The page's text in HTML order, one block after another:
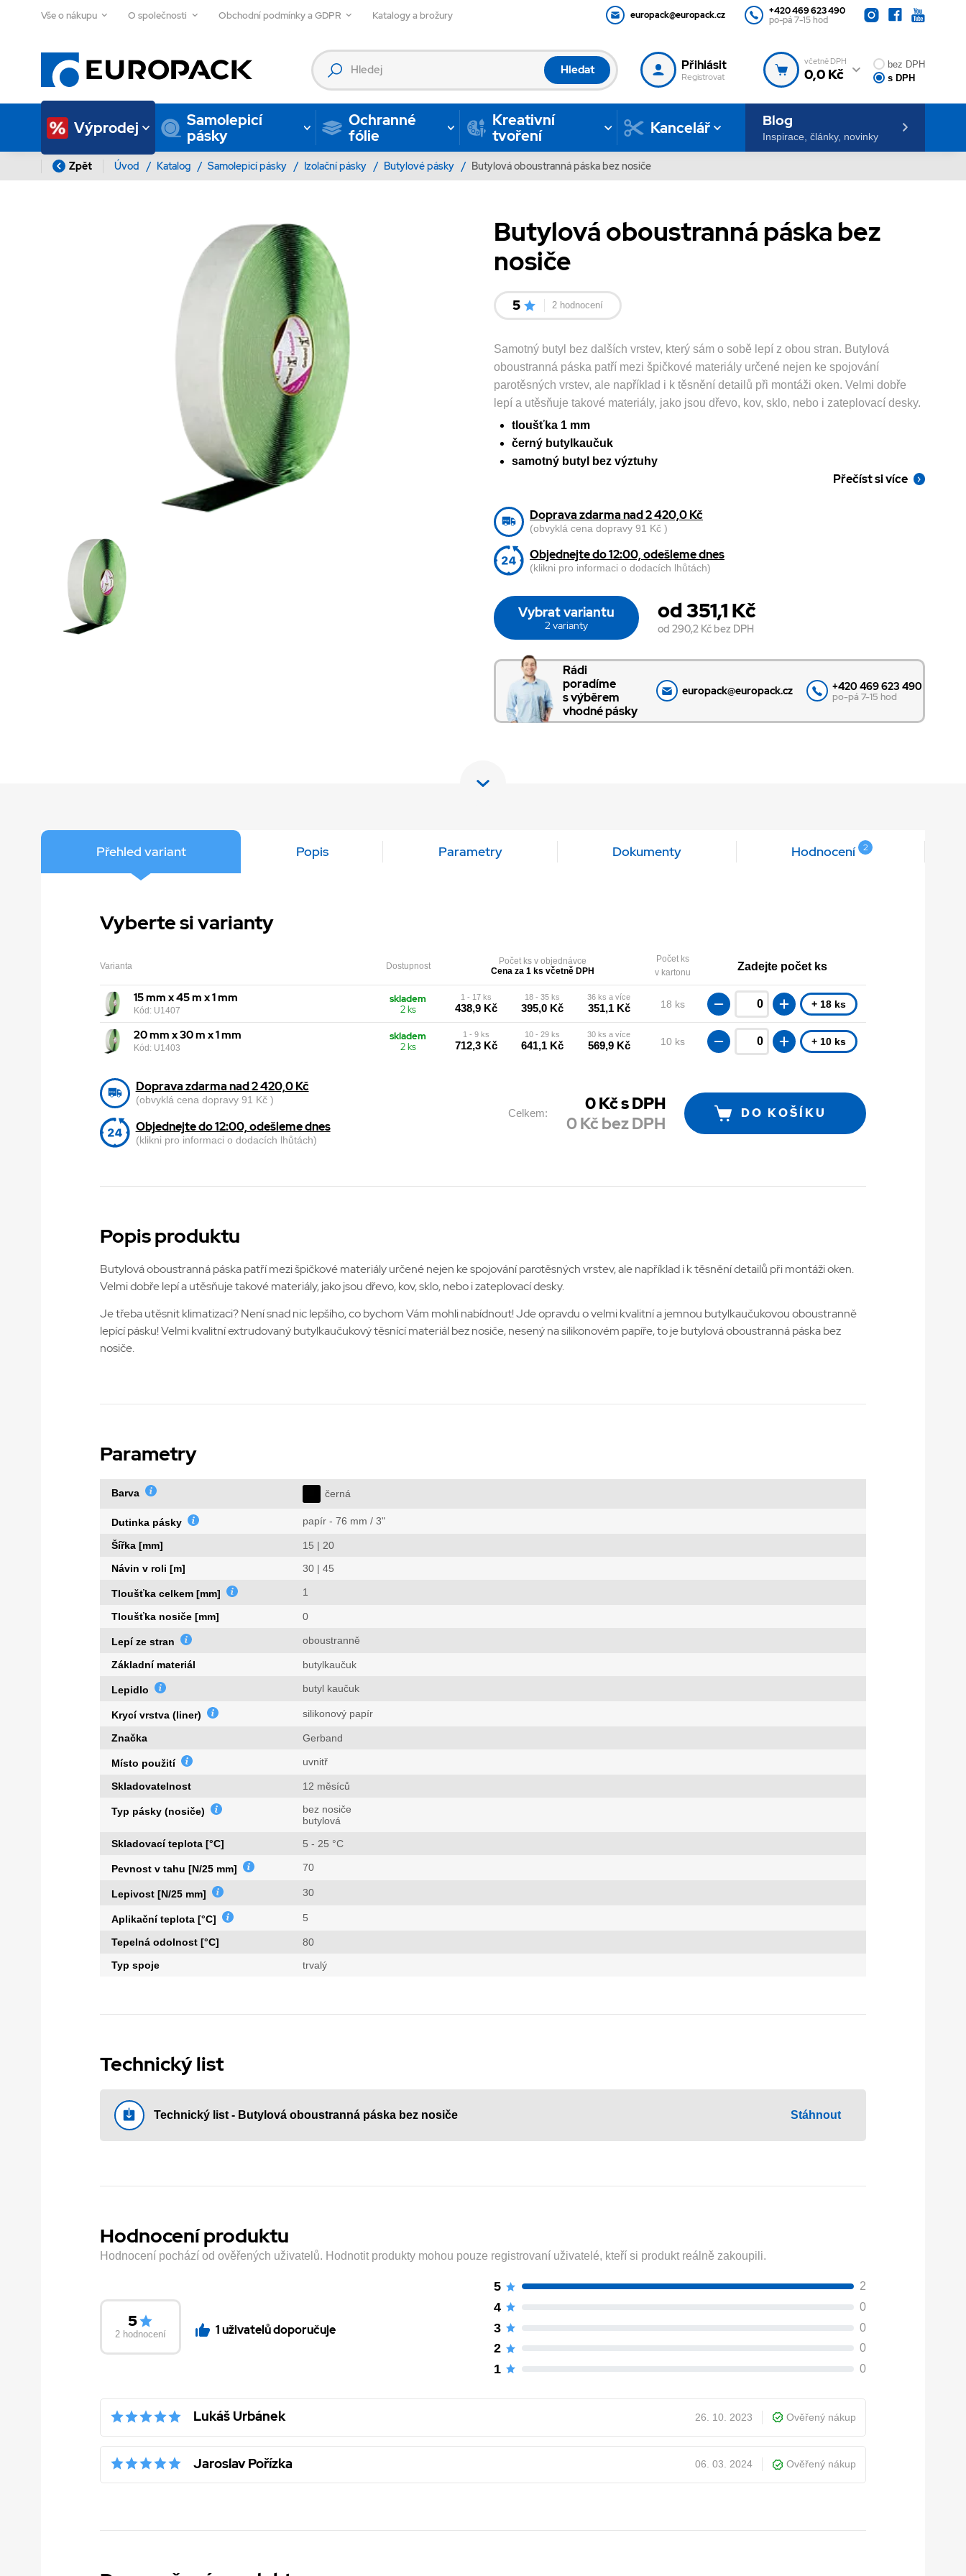
Vše o nákupu O společnosti Obchodní podmínky a GDPR Katalogy a brožury europack@europack.cz
+420 469 623 490
po-pá 7-15 hod
Hledat Přihlásit
Registrovat
včetně DPH
0,0 Kč
bez DPH
s DPH
Výprodej
Samolepicí
pásky
Ochranné
fólie
Kreativní
tvoření
Kancelář Blog
Inspirace, články, novinky
Zpět Úvod / Katalog / Samolepicí pásky / Izolační pásky / Butylové pásky / Butylová oboustranná páska bez nosiče
Butylová oboustranná páska bez
nosiče
5 2 hodnocení
Samotný butyl bez dalších vrstev, který sám o sobě lepí z obou stran. Butylová
oboustranná páska patří mezi špičkové materiály určené nejen ke spojování
parotěsných vrstev, ale například i k těsnění detailů při montáži oken. Velmi dobře
lepí a utěsňuje takové materiály, jako jsou dřevo, kov, sklo, nebo i zateplovací desky.
tloušťka 1 mm
černý butylkaučuk
samotný butyl bez výztuhy
Přečíst si více
Doprava zdarma nad 2 420,0 Kč
(obvyklá cena dopravy 91 Kč )
Objednejte do 12:00, odešleme dnes
(klikni pro informaci o dodacích lhůtách)
Vybrat variantu
2 varianty
od 351,1 Kč
od 290,2 Kč bez DPH
Rádi
poradíme
s výběrem
vhodné pásky
europack@europack.cz +420 469 623 490
po-pá 7-15 hod
Přehled variant Popis Parametry Dokumenty Hodnocení 2
Vyberte si varianty
Varianta Dostupnost
Počet ks v objednávce
Cena za 1 ks včetně DPH
Počet ks
v kartonu
Zadejte počet ks
15 mm x 45 m x 1 mm
Kód: U1407
skladem
2 ks
1 - 17 ks
438,9 Kč
18 - 35 ks
395,0 Kč
36 ks a více
351,1 Kč 18 ks + 18 ks
20 mm x 30 m x 1 mm
Kód: U1403
skladem
2 ks
1 - 9 ks
712,3 Kč
10 - 29 ks
641,1 Kč
30 ks a více
569,9 Kč 10 ks + 10 ks
Doprava zdarma nad 2 420,0 Kč
(obvyklá cena dopravy 91 Kč )
Objednejte do 12:00, odešleme dnes
(klikni pro informaci o dodacích lhůtách)
Celkem: 0Kč s DPH
0Kč bez DPH DO KOŠÍKU
Popis produktu
Butylová oboustranná páska patří mezi špičkové materiály určené nejen ke spojování parotěsných vrstev, ale například i k těsnění detailů při montáži oken.
Velmi dobře lepí a utěsňuje takové materiály, jako jsou dřevo, kov, sklo, nebo i zateplovací desky.
Je třeba utěsnit klimatizaci? Není snad nic lepšího, co bychom Vám mohli nabídnout! Jde opravdu o velmi kvalitní a jemnou butylkaučukovou oboustranně
lepící pásku! Velmi kvalitní extrudovaný butylkaučukový těsnící materiál bez nosiče, nesený na silikonovém papíře, to je butylová oboustranná páska bez
nosiče.
Parametry
Barva černá
Dutinka pásky papír - 76 mm / 3"
Šířka [mm]
15 | 20
Návin v roli [m]
30 | 45
Tloušťka celkem [mm] 1
Tloušťka nosiče [mm] 0
Lepí ze stran oboustranně
Základní materiál butylkaučuk
Lepidlo butyl kaučuk
Krycí vrstva (liner) silikonový papír
Značka Gerband
Místo použití uvnitř
Skladovatelnost 12 měsíců
Typ pásky (nosiče)
bez nosiče
butylová
Skladovací teplota [°C]
5 - 25 °C
Pevnost v tahu [N/25 mm] 70
Lepivost [N/25 mm] 30
Aplikační teplota [°C] 5
Tepelná odolnost [°C]
80
Typ spoje
trvalý
Technický list
Technický list - Butylová oboustranná páska bez nosiče Stáhnout
Hodnocení produktu
Hodnocení pochází od ověřených uživatelů. Hodnotit produkty mohou pouze registrovaní uživatelé, kteří si produkt reálně zakoupili.
5
2 hodnocení 1 uživatelů doporučuje
5 2
4 0
3 0
2 0
1 0
Lukáš Urbánek 26. 10. 2023 Ověřený nákup
Jaroslav Pořízka 06. 03. 2024 Ověřený nákup